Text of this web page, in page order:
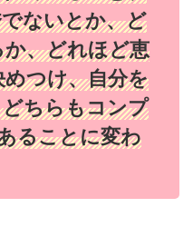
ないとか、ど
、どれほど恵
つけ、自分を
ちらもコンプ
ることに変わ